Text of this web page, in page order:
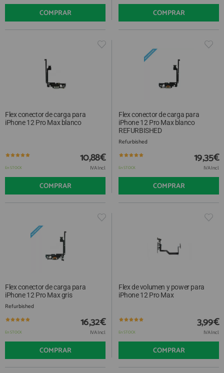
COMPRAR COMPRAR
Flex conector de carga para
iPhone 12 Pro Max blanco
En STOCK
10,88€
IVA Incl.
COMPRAR
Flex conector de carga para
iPhone 12 Pro Max blanco
REFURBISHED
Refurbished
En STOCK
19,35€
IVA Incl.
COMPRAR
Flex conector de carga para
iPhone 12 Pro Max gris
Refurbished
En STOCK
16,32€
IVA Incl.
COMPRAR
Flex de volumen y power para
iPhone 12 Pro Max
En STOCK
3,99€
IVA Incl.
COMPRAR